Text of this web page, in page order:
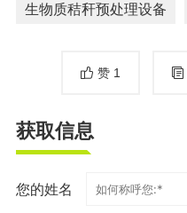
生物质秸秆预处理设备
赞 1
获取信息
您的姓名